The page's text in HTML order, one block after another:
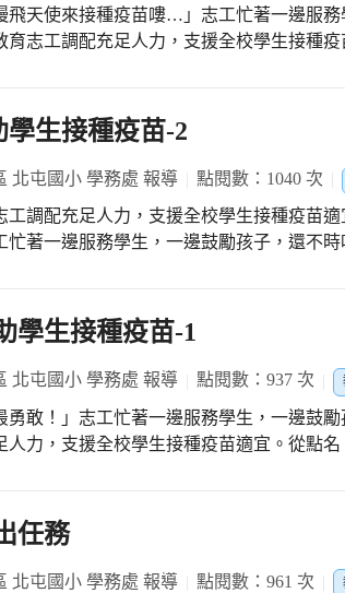
飛天使來接種疫苗嘍…」志工忙著一邊服
育志工調配充足人力，支援全校學生接種
生接種疫苗-2
北屯國小 學務處 報導 點閱數：1040 次
工調配充足人力，支援全校學生接種疫苗
忙著一邊服務學生，一邊鼓勵孩子，還不
學生接種疫苗-1
北屯國小 學務處 報導 點閱數：937 次
勇敢！」志工忙著一邊服務學生，一邊鼓
人力，支援全校學生接種疫苗適宜。從點
任務
北屯國小 學務處 報導 點閱數：961 次